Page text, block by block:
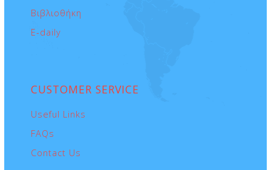
Βιβλιοθήκη
E-daily
CUSTOMER SERVICE
Useful Links
FAQs
Contact Us